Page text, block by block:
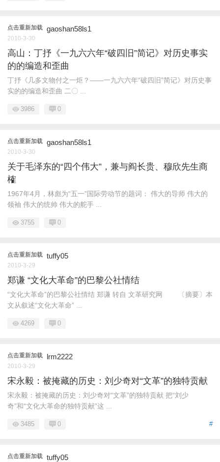
点击重新加载 gaoshan58ls1
2010-3-30
高山：丁抒《一九六六年“破四旧”简记》对历史事实
的的编造和歪曲
丁抒《几多文物付之一炬？——一九六六年“破四旧”简记》对历史事
实的的编造和歪曲 二〇 ...
3986 0
点击重新加载 gaoshan58ls1
2010-3-30
关于毛泽东的“四个伟大”，兼与阎长贵、穆欣先生商
榷
1967年4月，林彪为“五一”国际劳动节的题词： 伟大的导师 伟大的
领袖 伟大的统帅 伟大的舵手 ...
3755 0
点击重新加载 tuffy05
2010-3-29
郑谦 “文化大革命”的巴黎公社情结
“文化大革命”的巴黎公社情结 郑谦 转自 文革研究网 〔摘要〕本
文从叙述“文化大革命” ...
4269 0
点击重新加载 lrm2222
2010-3-29
宋永毅：被掩藏的历史：刘少奇对“文革”的独特贡献
宋永毅：被掩藏的历史：刘少奇对“文革”的独特贡献 把“刘少
奇”和“文化大革命的独特贡献”这 ...
#
3485 0
点击重新加载 tuffy05